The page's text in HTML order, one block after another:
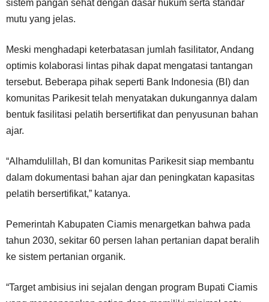
sistem pangan sehat dengan dasar hukum serta standar
mutu yang jelas.
Meski menghadapi keterbatasan jumlah fasilitator, Andang
optimis kolaborasi lintas pihak dapat mengatasi tantangan
tersebut. Beberapa pihak seperti Bank Indonesia (BI) dan
komunitas Parikesit telah menyatakan dukungannya dalam
bentuk fasilitasi pelatih bersertifikat dan penyusunan bahan
ajar.
“Alhamdulillah, BI dan komunitas Parikesit siap membantu
dalam dokumentasi bahan ajar dan peningkatan kapasitas
pelatih bersertifikat,” katanya.
Pemerintah Kabupaten Ciamis menargetkan bahwa pada
tahun 2030, sekitar 60 persen lahan pertanian dapat beralih
ke sistem pertanian organik.
“Target ambisius ini sejalan dengan program Bupati Ciamis